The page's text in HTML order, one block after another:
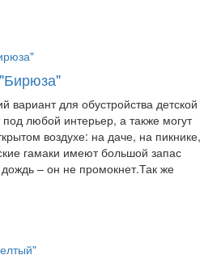
вариант для обустройства детской
любой интерьер, а также могут
воздухе: на даче, на пикнике,
гамаки имеют большой запас
– он не промокнет.Так же